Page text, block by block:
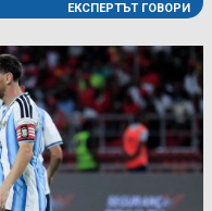
ЕКСПЕРТЪТ ГОВОРИ